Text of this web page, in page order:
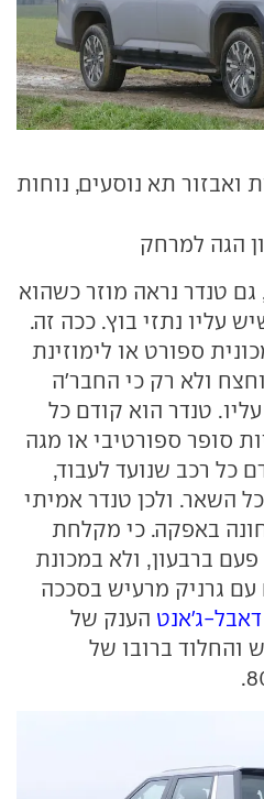
ואבזור תא נוסעים, נוחות
הגה למרחק
גם טנדר נראה מוזר כשהוא
עליו נתזי בוץ. ככה זה.
ספורט או לימוזינת
ולא רק כי החבר'ה
טנדר הוא קודם כל
סופר ספורטיבי או מגה
כל רכב שנועד לעבוד,
השאר. ולכן טנדר אמיתי
באפקה. כי מקלחת
ברבעון, ולא במכונת
עם גרניק מרעיש בסככה
דאבל-ג'אנט הענק של
והחלוד ברובו של